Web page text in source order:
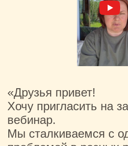
«Друзья привет!
Хочу пригласить на
вебинар.
Мы сталкиваемся с